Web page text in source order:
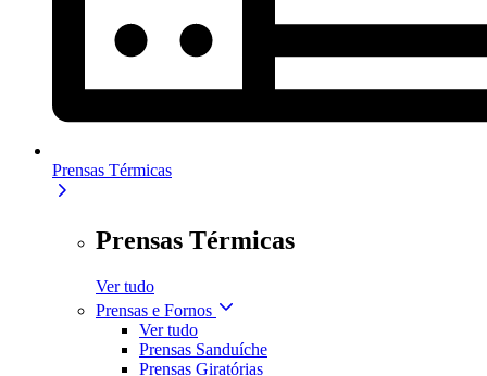
Prensas Térmicas
Prensas Térmicas
Ver tudo
Prensas e Fornos
Ver tudo
Prensas Sanduíche
Prensas Giratórias